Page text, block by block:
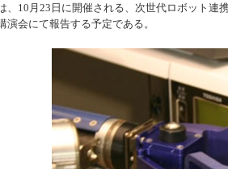
10月23日に開催される、次世代ロボット連
会にて報告する予定である。